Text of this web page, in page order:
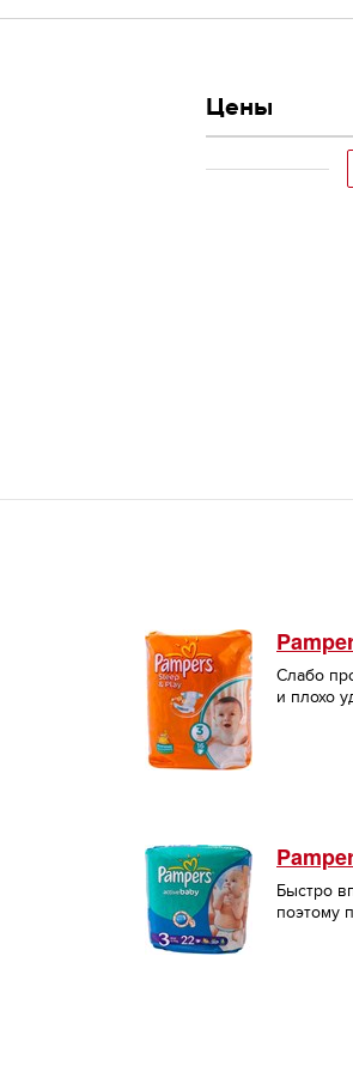
Цены
Слабо
и плохо
Быстро
поэтому